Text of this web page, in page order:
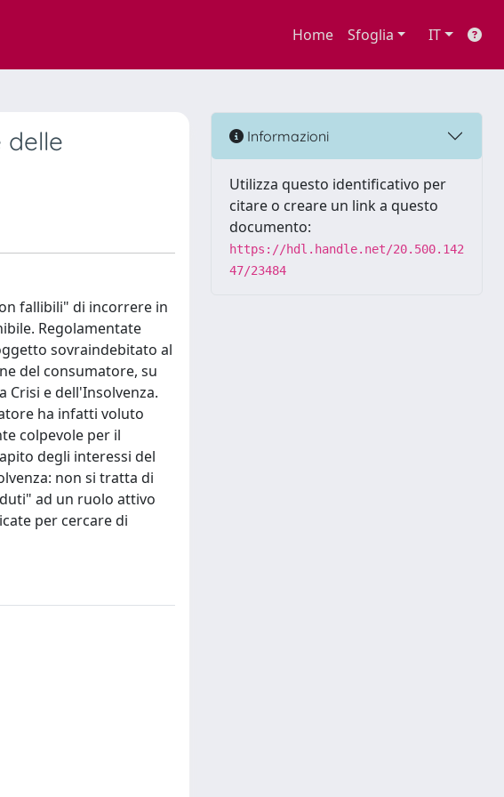
Home Sfoglia IT
delle
fallibili" di incorrere in
Regolamentate
sovraindebitato al
del consumatore, su
Crisi e dell'Insolvenza.
ha infatti voluto
colpevole per il
degli interessi del
non si tratta di
ad un ruolo attivo
per cercare di
Informazioni
Utilizza questo identificativo per
citare o creare un link a questo
documento:
https://hdl.handle.net/20.500.142
47/23484